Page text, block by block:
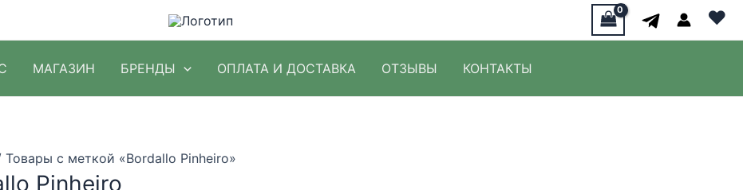
♥
МАГАЗИН БРЕНДЫ ОПЛАТА И ДОСТАВКА ОТЗЫВЫ КОНТАКТЫ
Товары с меткой «Bordallo Pinheiro»
Pinheiro